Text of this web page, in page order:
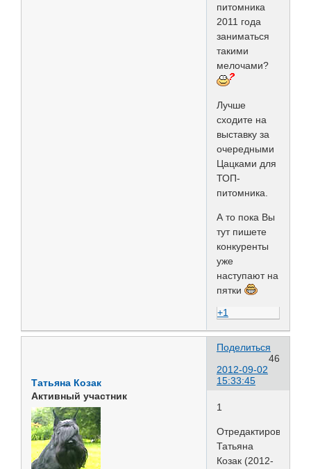
питомника
2011 года
заниматься
такими
мелочами?
Лучше
сходите на
выставку за
очередными
Цацками для
ТОП-
питомника.
А то пока Вы
тут пишете
конкуренты
уже
наступают на
пятки
+1
Поделиться
46
2012-09-02
15:33:45
Татьяна Козак
Активный участник
1
Отредактировано
Татьяна
Козак (2012-